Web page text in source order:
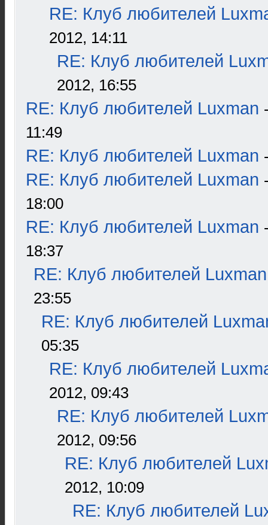
RE: Клуб любителей
2012, 14:11
RE: Клуб любителей
2012, 16:55
RE: Клуб любителей Luxman
11:49
RE: Клуб любителей Luxman
RE: Клуб любителей Luxman
18:00
RE: Клуб любителей Luxman
18:37
RE: Клуб любителей Luxman
23:55
RE: Клуб любителей
05:35
RE: Клуб любителей
2012, 09:43
RE: Клуб любителей
2012, 09:56
RE: Клуб любителей
2012, 10:09
RE: Клуб любителей